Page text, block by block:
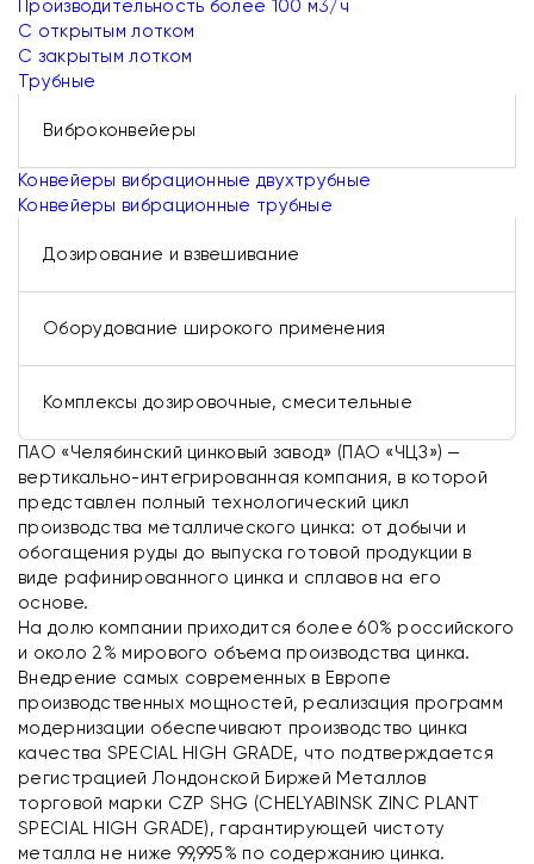
Производительность более 100 м3/ч
С открытым лотком
С закрытым лотком
Трубные
Виброконвейеры
Конвейеры вибрационные двухтрубные
Конвейеры вибрационные трубные
Дозирование и взвешивание
Оборудование широкого применения
Комплексы дозировочные, смесительные
ПАО «Челябинский цинковый завод» (ПАО «ЧЦЗ») —
вертикально-интегрированная компания, в которой
представлен полный технологический цикл
производства металлического цинка: от добычи и
обогащения руды до выпуска готовой продукции в
виде рафинированного цинка и сплавов на его
основе.
На долю компании приходится более 60% российского
и около 2% мирового объема производства цинка.
Внедрение самых современных в Европе
производственных мощностей, реализация программ
модернизации обеспечивают производство цинка
качества SPECIAL HIGH GRADE, что подтверждается
регистрацией Лондонской Биржей Металлов
торговой марки CZP SHG (CHELYABINSK ZINC PLANT
SPECIAL HIGH GRADE), гарантирующей чистоту
металла не ниже 99,995% по содержанию цинка.